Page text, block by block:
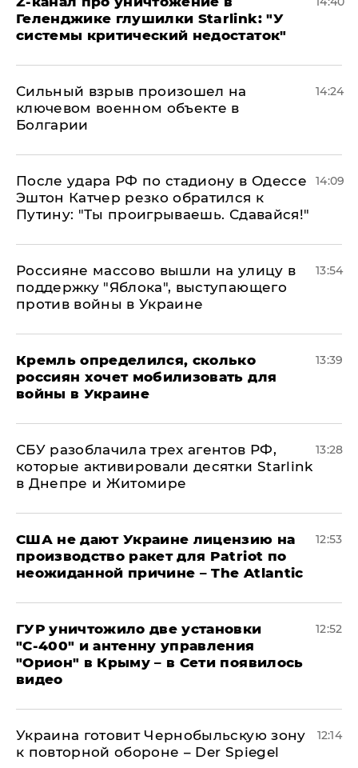
Геленджике глушилки Starlink: "У
системы критический недостаток"
Сильный взрыв произошел на
ключевом военном объекте в
Болгарии
14:24
После удара РФ по стадиону в Одессе
Эштон Катчер резко обратился к
Путину: "Ты проигрываешь. Сдавайся!"
14:09
Россияне массово вышли на улицу в
поддержку "Яблока", выступающего
против войны в Украине
13:54
Кремль определился, сколько
россиян хочет мобилизовать для
войны в Украине
13:39
СБУ разоблачила трех агентов РФ,
которые активировали десятки Starlink
в Днепре и Житомире
13:28
США не дают Украине лицензию на
производство ракет для Patriot по
неожиданной причине – The Atlantic
12:53
ГУР уничтожило две установки
"С‑400" и антенну управления
"Орион" в Крыму – в Сети появилось
видео
12:52
Украина готовит Чернобыльскую зону
к повторной обороне – Der Spiegel
12:14